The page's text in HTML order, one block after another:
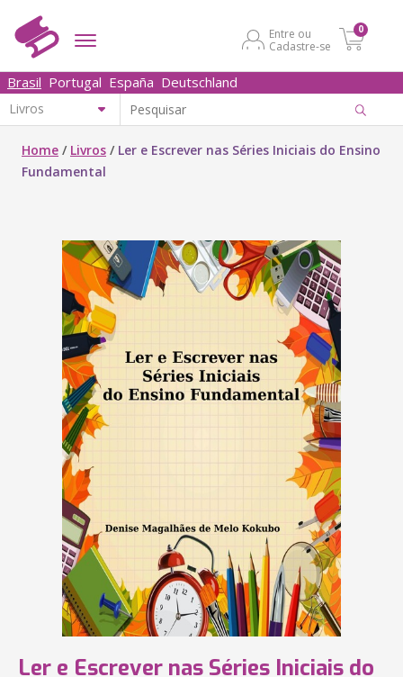
Entre ou
Cadastre-se
0
Brasil Portugal España Deutschland
Home / Livros / Ler e Escrever nas Séries Iniciais do Ensino
Fundamental
Ler e Escrever nas Séries Iniciais do